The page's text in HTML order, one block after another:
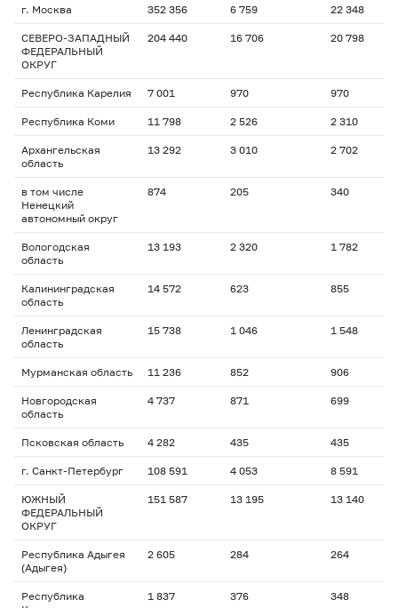
г. Москва 352 356 6 759 22 348
СЕВЕРО-ЗАПАДНЫЙ
ФЕДЕРАЛЬНЫЙ
ОКРУГ
204 440 16 706 20 798
Республика Карелия 7 001 970 970
Республика Коми 11 798 2 526 2 310
Архангельская
область
13 292 3 010 2 702
в том числе
Ненецкий
автономный округ
874 205 340
Вологодская
область
13 193 2 320 1 782
Калининградская
область
14 572 623 855
Ленинградская
область
15 738 1 046 1 548
Мурманская область 11 236 852 906
Новгородская
область
4 737 871 699
Псковская область 4 282 435 435
г. Санкт-Петербург 108 591 4 053 8 591
ЮЖНЫЙ
ФЕДЕРАЛЬНЫЙ
ОКРУГ
151 587 13 195 13 140
Республика Адыгея
(Адыгея)
2 605 284 264
Республика
1 837 376 348